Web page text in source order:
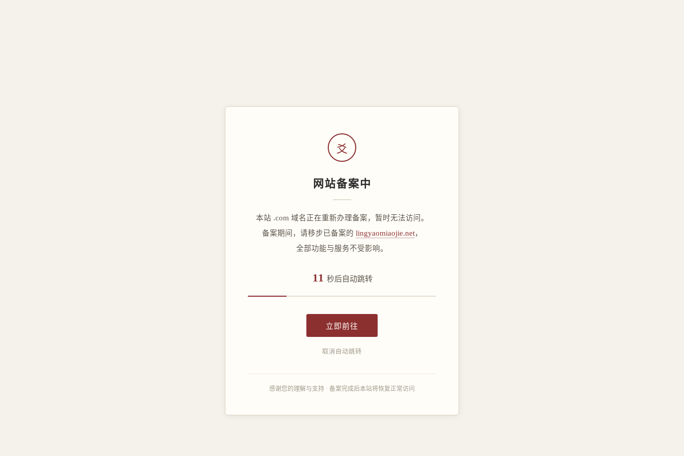
爻
网站备案中
本站 .com 域名正在重新办理备案，暂时无法访问。
备案期间，请移步已备案的 lingyaomiaojie.net，
全部功能与服务不受影响。
11 秒后自动跳转
立即前往
取消自动跳转
感谢您的理解与支持 · 备案完成后本站将恢复正常访问